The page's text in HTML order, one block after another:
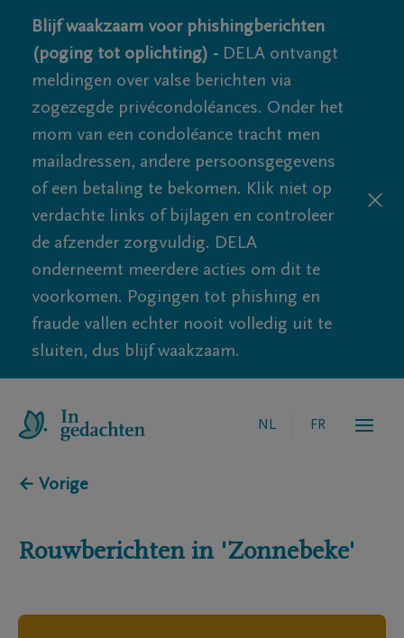
Blijf waakzaam voor phishingberichten
(poging tot oplichting) - DELA ontvangt
meldingen over valse berichten via
zogezegde privécondoléances. Onder het
mom van een condoléance tracht men
mailadressen, andere persoonsgegevens
of een betaling te bekomen. Klik niet op
verdachte links of bijlagen en controleer
de afzender zorgvuldig. DELA
onderneemt meerdere acties om dit te
voorkomen. Pogingen tot phishing en
fraude vallen echter nooit volledig uit te
sluiten, dus blijf waakzaam.
NL FR
← Vorige
Rouwberichten in 'Zonnebeke'